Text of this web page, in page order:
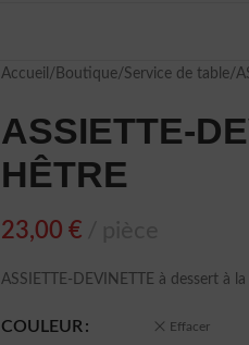
Accueil Boutique Service de table
ASSIETTE-
HÊTRE
23,00 €
ASSIETTE-DEVINETTE à dessert à
COULEUR Effacer